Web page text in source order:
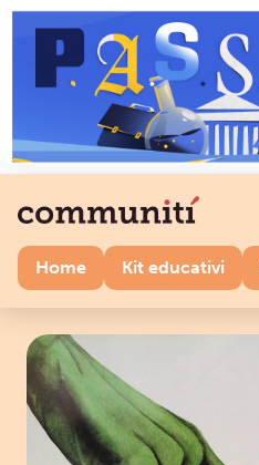
Home Kit educativi